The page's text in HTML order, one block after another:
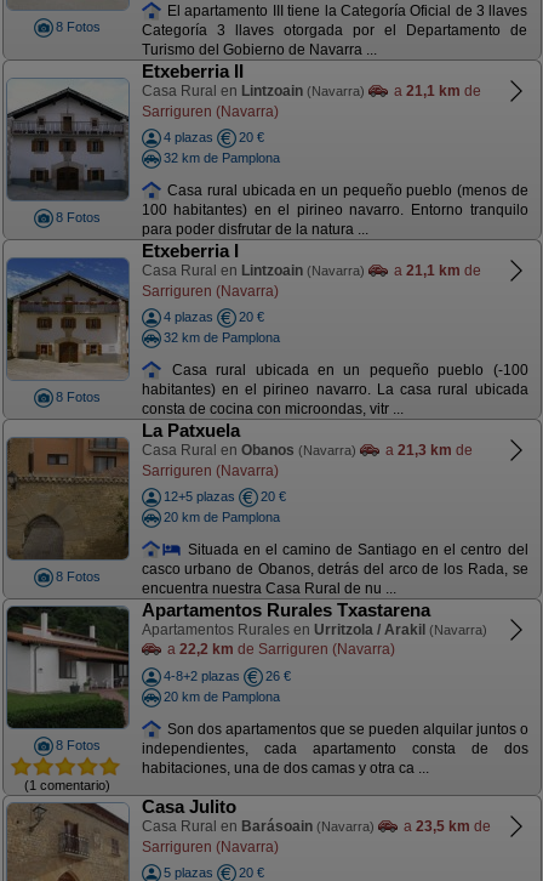
8 Fotos
El apartamento III tiene la Categoría Oficial de 3 llaves
Categoría 3 llaves otorgada por el Departamento de
Turismo del Gobierno de Navarra ...
8 Fotos
Etxeberria II
Casa Rural en Lintzoain (Navarra) a 21,1 km de
Sarriguren (Navarra)
4 plazas
20 €
32 km de Pamplona
Casa rural ubicada en un pequeño pueblo (menos de
100 habitantes) en el pirineo navarro. Entorno tranquilo
para poder disfrutar de la natura ...
8 Fotos
Etxeberria I
Casa Rural en Lintzoain (Navarra) a 21,1 km de
Sarriguren (Navarra)
4 plazas
20 €
32 km de Pamplona
Casa rural ubicada en un pequeño pueblo (-100
habitantes) en el pirineo navarro. La casa rural ubicada
consta de cocina con microondas, vitr ...
8 Fotos
La Patxuela
Casa Rural en Obanos (Navarra) a 21,3 km de
Sarriguren (Navarra)
12+5 plazas
20 €
20 km de Pamplona
Situada en el camino de Santiago en el centro del
casco urbano de Obanos, detrás del arco de los Rada, se
encuentra nuestra Casa Rural de nu ...
8 Fotos
(1 comentario)
Apartamentos Rurales Txastarena
Apartamentos Rurales en Urritzola / Arakil (Navarra)
a 22,2 km de Sarriguren (Navarra)
4-8+2 plazas
26 €
20 km de Pamplona
Son dos apartamentos que se pueden alquilar juntos o
independientes, cada apartamento consta de dos
habitaciones, una de dos camas y otra ca ...
Casa Julito
Casa Rural en Barásoain (Navarra) a 23,5 km de
Sarriguren (Navarra)
5 plazas
20 €